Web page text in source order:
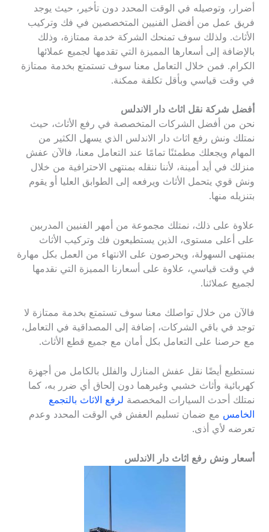
أضرار، وتوصيله في الوقت المحدد دون تأخير، حيث يوجد
فريق عمل من أفضل الفنيين المتخصصين في فك وتركيب
الأثاث. ولذلك سوف تمنحك الشركة خدمة ممتازة، وذلك
بالإضافة إلى أسعارها المميزة التي تقدمها لجميع عملائها
الكرام. فمن خلال التعامل معنا سوف تستمتع بخدمة ممتازة
في وقت قياسي وبأقل تكلفة ممكنة.
أفضل شركة نقل اثاث دار الاندلس
نحن من أفضل الشركات المتخصصة في رفع الأثاث، حيث
نمتلك ونش رفع اثاث دار الاندلس الذي يسهل الكثير من
المهام ويجعلك مطمئنًا تمامًا عند التعامل معنا، فالآن عفش
منزلك في أيد أمينة، لأننا ننقله بمنتهى الاحترافية من خلال
ونش قوي يتحمل الأثاث ويرفعه إلى الطوابق العليا أو يقوم
بتنزيله منها.
علاوة على ذلك، نمتلك مجموعة من أمهر الفنيين المدربين
على أعلى مستوى، الذين يستطيعون فك وتركيب الأثاث
بمنتهى السهولة، ويحرصون على الانتهاء من العمل بكل مهارة
في وقت قياسي، علاوة على أسعارنا المميزة التي نقدمها
لجميع عملائنا.
فالآن من خلال تواصلك معنا سوف تستمتع بخدمة ممتازة لا
توجد في باقي الشركات، إضافة إلى المصداقية في التعامل،
مع حرصنا على التعامل بكل أمان مع جميع قطع الأثاث.
نستطيع أيضًا نقل عفش المنازل والفلل بالكامل من أجهزة
كهربائية وأثاث خشبي وغيرهما دون إلحاق أي ضرر به، كما
نمتلك أحدث السيارات المخصصة لرفع الاثاث بالتجمع
الخامس مع ضمان تسليم العفش في الوقت المحدد وعدم
تعرضه لأي أذى.
أسعار ونش رفع اثاث دار الاندلس